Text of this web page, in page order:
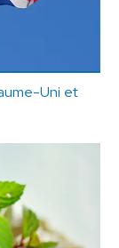
Uni et